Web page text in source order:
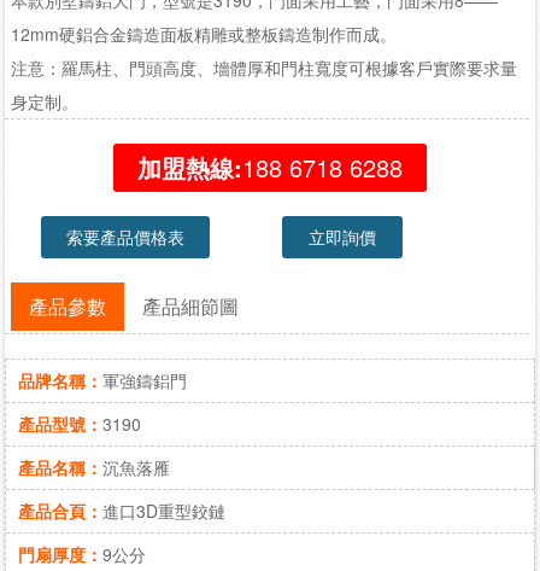
12mm硬鋁合金鑄造面板精雕或整板鑄造制作而成。
注意：羅馬柱、門頭高度、墻體厚和門柱寬度可根據客戶實際要求量
身定制。
加盟熱線:188 6718 6288
索要產品價格表 立即詢價
產品參數 產品細節圖
品牌名稱：軍強鑄鋁門
產品型號：3190
產品名稱：沉魚落雁
產品合頁：進口3D重型鉸鏈
門扇厚度：9公分